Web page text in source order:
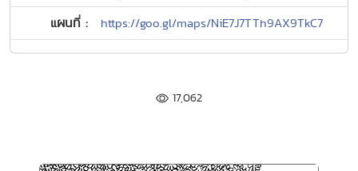
แผนที่ : https://goo.gl/maps/NiE7J7TTh9AX9TkC7
17,062